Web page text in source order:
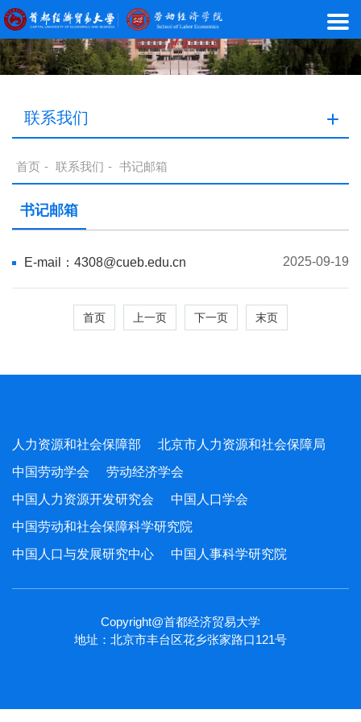
联系我们
首页 - 联系我们 - 书记邮箱
书记邮箱
E-mail：4308@cueb.edu.cn 2025-09-19
首页 上一页 下一页 末页
人力资源和社会保障部
北京市人力资源和社会保障局
中国劳动学会
劳动经济学会
中国人力资源开发研究会
中国人口学会
中国劳动和社会保障科学研究院
中国人口与发展研究中心
中国人事科学研究院
Copyright@首都经济贸易大学
地址：北京市丰台区花乡张家路口121号